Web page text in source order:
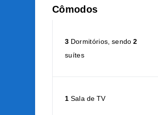
Cômodos
3 Dormitórios, sendo2
suítes
1 Sala de TV